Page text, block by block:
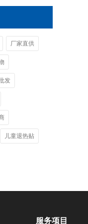
厂家直供
发
儿童退热贴
服务项目